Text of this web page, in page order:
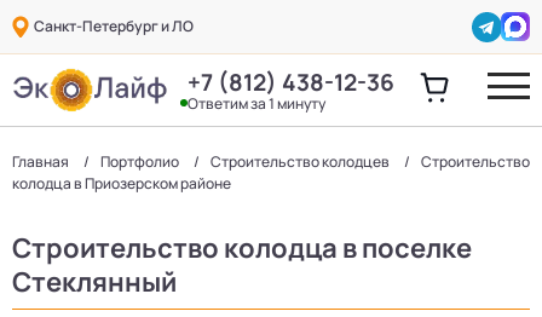
Санкт-Петербург и ЛО
+7 (812) 438-12-36
Ответим за 1 минуту
Главная Портфолио Строительство колодцев
Строительство
колодца в Приозерском районе
Строительство колодца в поселке
Стеклянный